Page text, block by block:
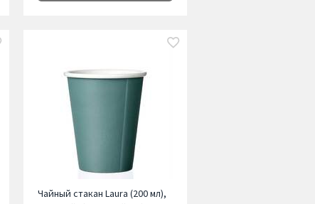
Чайный стакан Laura (200 мл),